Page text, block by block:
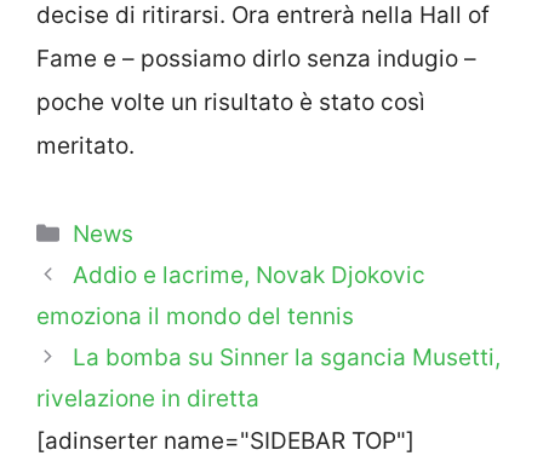
decise di ritirarsi. Ora entrerà nella Hall of
Fame e – possiamo dirlo senza indugio –
poche volte un risultato è stato così
meritato.
Categorie
News
Addio e lacrime, Novak Djokovic
emoziona il mondo del tennis
La bomba su Sinner la sgancia Musetti,
rivelazione in diretta
[adinserter name="SIDEBAR TOP"]